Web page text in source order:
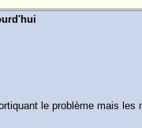
le problème mais